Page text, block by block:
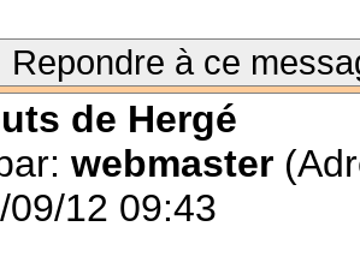
Repondre à ce
de Hergé
webmaster
09/12 09:43